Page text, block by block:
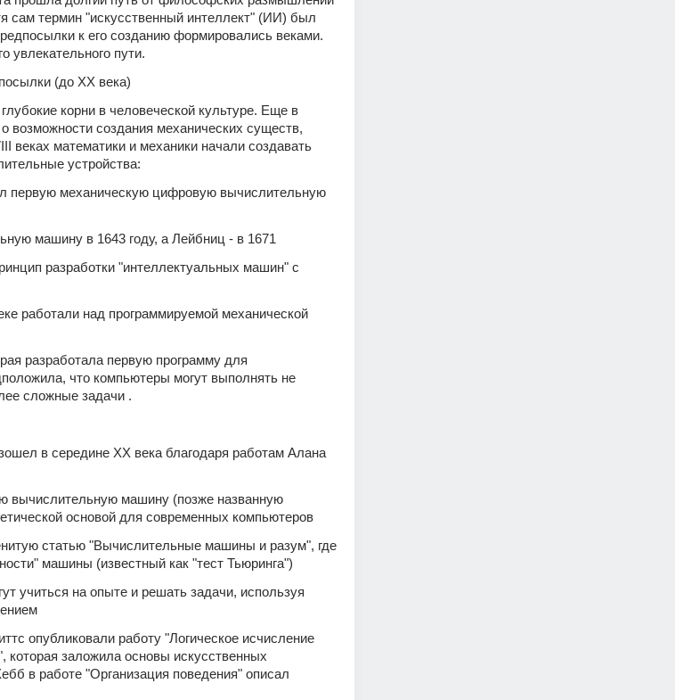
сам термин "искусственный интеллект" (ИИ) был
к его созданию формировались веками.
увлекательного пути.
(до XX века)
корни в человеческой культуре. Еще в
создания механических существ,
математики и механики начали создавать
устройства:
первую механическую цифровую вычислительную
машину в 1643 году, а Лейбниц - в 1671
разработки "интеллектуальных машин" с
работали над программируемой механической
разработала первую программу для
что компьютеры могут выполнять не
сложные задачи .
в середине XX века благодаря работам Алана
вычислительную машину (позже названную
основой для современных компьютеров
статью "Вычислительные машины и разум", где
машины (известный как "тест Тьюринга")
учиться на опыте и решать задачи, используя
опубликовали работу "Логическое исчисление
которая заложила основы искусственных
в работе "Организация поведения" описал